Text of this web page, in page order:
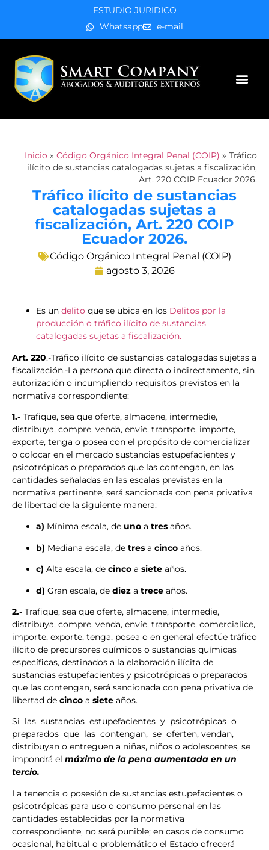
ESTUDIO JURIDICO
Whatsapp
e-mail
Inicio » Código Orgánico Integral Penal (COIP) » Tráfico
ilícito de sustancias catalogadas sujetas a fiscalización,
Art. 220 COIP Ecuador 2026.
Tráfico ilícito de sustancias
catalogadas sujetas a
fiscalización, Art. 220 COIP
Ecuador 2026.
Código Orgánico Integral Penal (COIP)
agosto 3, 2026
Es un delito que se ubica en los Delitos por la
producción o tráfico ilícito de sustancias
catalogadas sujetas a fiscalización.
Art. 220.-Tráfico ilícito de sustancias catalogadas sujetas a
fiscalización.-La persona que directa o indirectamente, sin
autorización o incumpliendo requisitos previstos en la
normativa correspondiente:
1.- Trafique, sea que oferte, almacene, intermedie,
distribuya, compre, venda, envíe, transporte, importe,
exporte, tenga o posea con el propósito de comercializar
o colocar en el mercado sustancias estupefacientes y
psicotrópicas o preparados que las contengan, en las
cantidades señaladas en las escalas previstas en la
normativa pertinente, será sancionada con pena privativa
de libertad de la siguiente manera:
a) Mínima escala, de uno a tres años.
b) Mediana escala, de tres a cinco años.
c) Alta escala, de cinco a siete años.
d) Gran escala, de diez a trece años.
2.- Trafique, sea que oferte, almacene, intermedie,
distribuya, compre, venda, envíe, transporte, comercialice,
importe, exporte, tenga, posea o en general efectúe tráfico
ilícito de precursores químicos o sustancias químicas
específicas, destinados a la elaboración ilícita de
sustancias estupefacientes y psicotrópicas o preparados
que las contengan, será sancionada con pena privativa de
libertad de cinco a siete años.
Si las sustancias estupefacientes y psicotrópicas o
preparados que las contengan, se oferten, vendan,
distribuyan o entreguen a niñas, niños o adolescentes, se
impondrá el máximo de la pena aumentada en un
tercio.
La tenencia o posesión de sustancias estupefacientes o
psicotrópicas para uso o consumo personal en las
cantidades establecidas por la normativa
correspondiente, no será punible; en casos de consumo
ocasional, habitual o problemático el Estado ofrecerá